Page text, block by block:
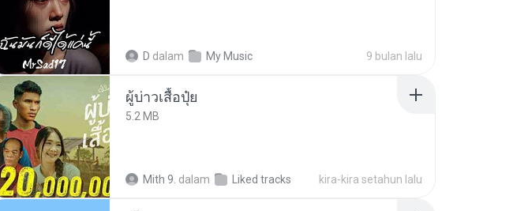
D dalam My Music 9 bulan lalu
ผู้บ่าวเสื้อปุ๋ย
5.2 MB
Mith 9. dalam Liked tracks kira-kira setahun lalu